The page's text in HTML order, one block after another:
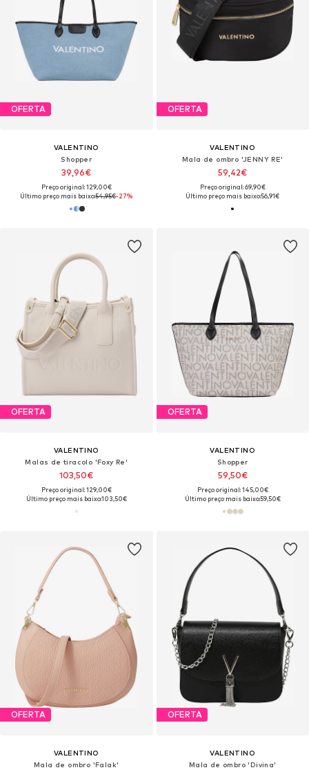
OFERTA
VALENTINO
Shopper
39,96€
Preço original: 129,00€
Último preço mais baixo:54,95€-27%
OFERTA
VALENTINO
Mala de ombro 'JENNY RE'
59,42€
Preço original: 69,90€
Último preço mais baixo:56,91€
OFERTA
VALENTINO
Malas de tiracolo 'Foxy Re'
103,50€
Preço original: 129,00€
Último preço mais baixo:103,50€
OFERTA
VALENTINO
Shopper
59,50€
Preço original: 145,00€
Último preço mais baixo:59,50€
OFERTA
VALENTINO
Mala de ombro 'Falak'
OFERTA
VALENTINO
Mala de ombro 'Divina'